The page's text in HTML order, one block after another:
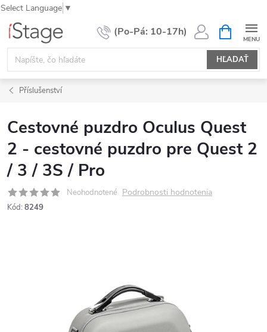
Select Language ▼
Prejsť
obsah
HĽADAŤ
KOŠÍK
Příslušenství
Cestovné puzdro Oculus Quest
2 - cestovné puzdro pre Quest 2
/ 3 / 3S / Pro
Neohodnotené Podrobnosti hodnotenia
Kód: 8249